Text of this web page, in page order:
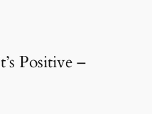
Positive –